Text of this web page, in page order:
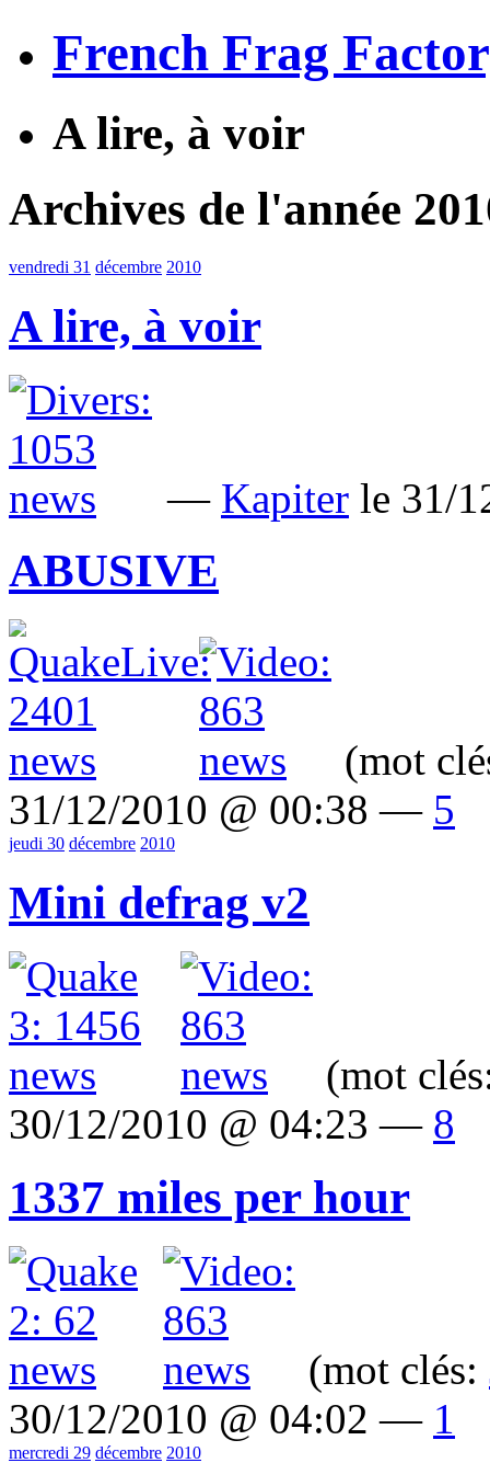
French Frag
A lire, à voir
Archives de l'année
vendredi 31 décembre 2010
A lire, à voir
— Kapiter le 31/
ABUSIVE
(mot
31/12/2010 @ 00:38 — 5
jeudi 30 décembre 2010
Mini defrag v2
(mot
30/12/2010 @ 04:23 — 8
1337 miles per hour
(mot clés:
30/12/2010 @ 04:02 — 1
mercredi 29 décembre 2010